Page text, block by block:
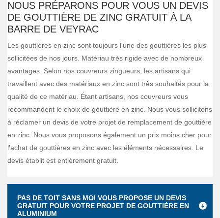
NOUS PRÉPARONS POUR VOUS UN DEVIS
DE GOUTTIÈRE DE ZINC GRATUIT À LA
BARRE DE VEYRAC
Les gouttières en zinc sont toujours l'une des gouttières les plus
sollicitées de nos jours. Matériau très rigide avec de nombreux
avantages. Selon nos couvreurs zingueurs, les artisans qui
travaillent avec des matériaux en zinc sont très souhaités pour la
qualité de ce matériau. Étant artisans, nos couvreurs vous
recommandent le choix de gouttière en zinc. Nous vous sollicitons
à réclamer un devis de votre projet de remplacement de gouttière
en zinc. Nous vous proposons également un prix moins cher pour
l'achat de gouttières en zinc avec les éléments nécessaires. Le
devis établit est entièrement gratuit.
PAS DE TOIT SANS MOI VOUS PROPOSE UN DEVIS
GRATUIT POUR VOTRE PROJET DE GOUTTIÈRE EN
ALUMINIUM